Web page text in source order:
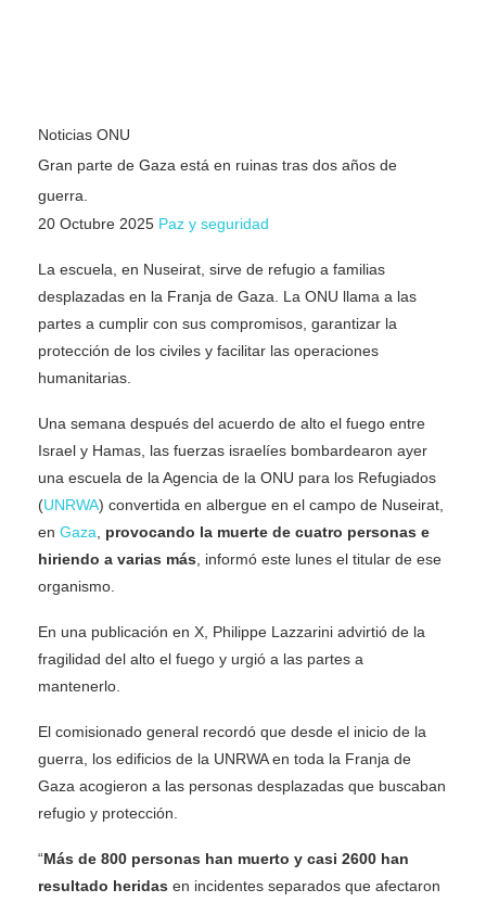
Noticias ONU
Gran parte de Gaza está en ruinas tras dos años de
guerra.
20 Octubre 2025 Paz y seguridad
La escuela, en Nuseirat, sirve de refugio a familias
desplazadas en la Franja de Gaza. La ONU llama a las
partes a cumplir con sus compromisos, garantizar la
protección de los civiles y facilitar las operaciones
humanitarias.
Una semana después del acuerdo de alto el fuego entre
Israel y Hamas, las fuerzas israelíes bombardearon ayer
una escuela de la Agencia de la ONU para los Refugiados
(UNRWA) convertida en albergue en el campo de Nuseirat,
en Gaza
provocando la muerte de cuatro personas e
hiriendo a varias más , informó este lunes el titular de ese
organismo.
En una publicación en X, Philippe Lazzarini advirtió de la
fragilidad del alto el fuego y urgió a las partes a
mantenerlo.
El comisionado general recordó que desde el inicio de la
guerra, los edificios de la UNRWA en toda la Franja de
Gaza acogieron a las personas desplazadas que buscaban
refugio y protección.
“Más de 800 personas han muerto y casi 2600 han
resultado heridas en incidentes separados que afectaron